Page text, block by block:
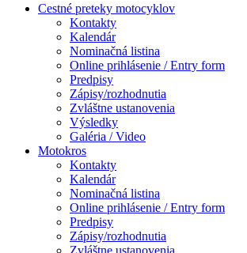
Cestné preteky motocyklov
Kontakty
Kalendár
Nominačná listina
Online prihlásenie / Entry form
Predpisy
Zápisy/rozhodnutia
Zvláštne ustanovenia
Výsledky
Galéria / Video
Motokros
Kontakty
Kalendár
Nominačná listina
Online prihlásenie / Entry form
Predpisy
Zápisy/rozhodnutia
Zvláštne ustanovenia